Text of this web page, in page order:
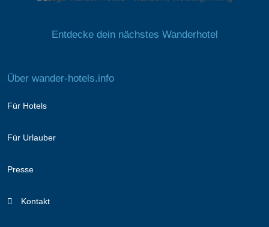
Entdecke dein nächstes Wanderhotel
Über wander-hotels.info
Für Hotels
Für Urlauber
Presse
Kontakt